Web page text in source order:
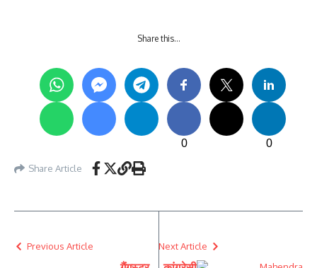
Share this…
0 0
Share Article
Previous Article Next Article